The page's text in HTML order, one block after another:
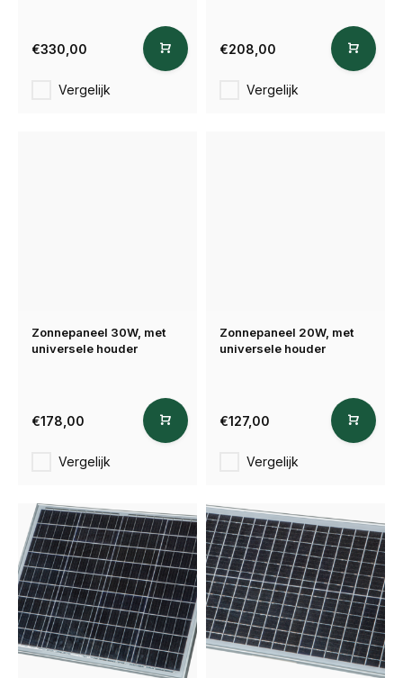
€330,00
Vergelijk
€208,00
Vergelijk
Zonnepaneel 30W, met
universele houder
€178,00
Vergelijk
Zonnepaneel 20W, met
universele houder
€127,00
Vergelijk